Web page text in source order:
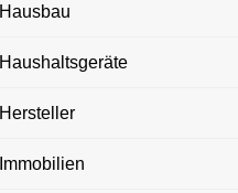
Hausbau
Haushaltsgeräte
Hersteller
Immobilien